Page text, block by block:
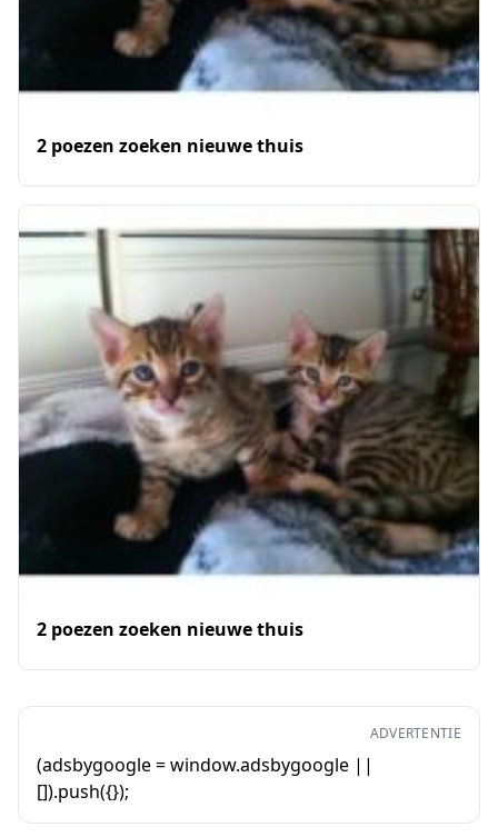
2 poezen zoeken nieuwe thuis
2 poezen zoeken nieuwe thuis
ADVERTENTIE
(adsbygoogle = window.adsbygoogle ||
[]).push({});